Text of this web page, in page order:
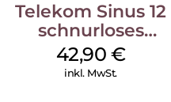
Telekom Sinus 12
schnurloses
Analog Telefon
Weiß
42,90 €
inkl. MwSt.